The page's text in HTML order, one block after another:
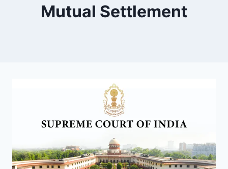
Mutual Settlement